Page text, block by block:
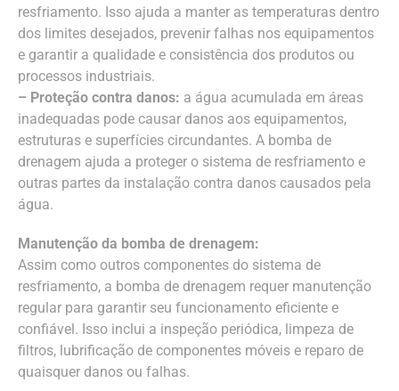
resfriamento. Isso ajuda a manter as temperaturas dentro
dos limites desejados, prevenir falhas nos equipamentos
e garantir a qualidade e consistência dos produtos ou
processos industriais.
– Proteção contra danos: a água acumulada em áreas
inadequadas pode causar danos aos equipamentos,
estruturas e superfícies circundantes. A bomba de
drenagem ajuda a proteger o sistema de resfriamento e
outras partes da instalação contra danos causados pela
água.
Manutenção da bomba de drenagem:
Assim como outros componentes do sistema de
resfriamento, a bomba de drenagem requer manutenção
regular para garantir seu funcionamento eficiente e
confiável. Isso inclui a inspeção periódica, limpeza de
filtros, lubrificação de componentes móveis e reparo de
quaisquer danos ou falhas.